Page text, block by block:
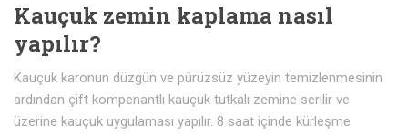
Kauçuk zemin kaplama nasıl
yapılır?
Kauçuk karonun düzgün ve pürüzsüz yüzeyin temizlenmesinin
ardından çift kompenantlı kauçuk tutkalı zemine serilir ve
üzerine kauçuk uygulaması yapılır. 8 saat içinde kürleşme